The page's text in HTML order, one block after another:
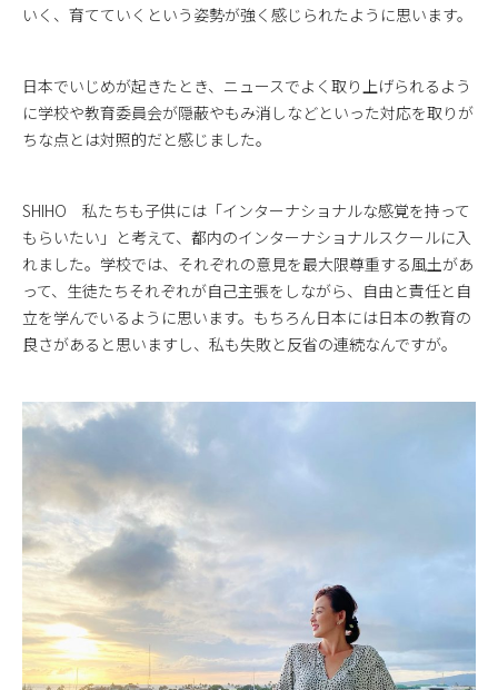
いく、育てていくという姿勢が強く感じられたように思います。
日本でいじめが起きたとき、ニュースでよく取り上げられるよう
に学校や教育委員会が隠蔽やもみ消しなどといった対応を取りが
ちな点とは対照的だと感じました。
SHIHO 私たちも子供には「インターナショナルな感覚を持って
もらいたい」と考えて、都内のインターナショナルスクールに入
れました。学校では、それぞれの意見を最大限尊重する風土があ
って、生徒たちそれぞれが自己主張をしながら、自由と責任と自
立を学んでいるように思います。もちろん日本には日本の教育の
良さがあると思いますし、私も失敗と反省の連続なんですが。